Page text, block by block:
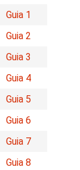
Guia 1
Guia 2
Guia 3
Guia 4
Guia 5
Guia 6
Guia 7
Guia 8